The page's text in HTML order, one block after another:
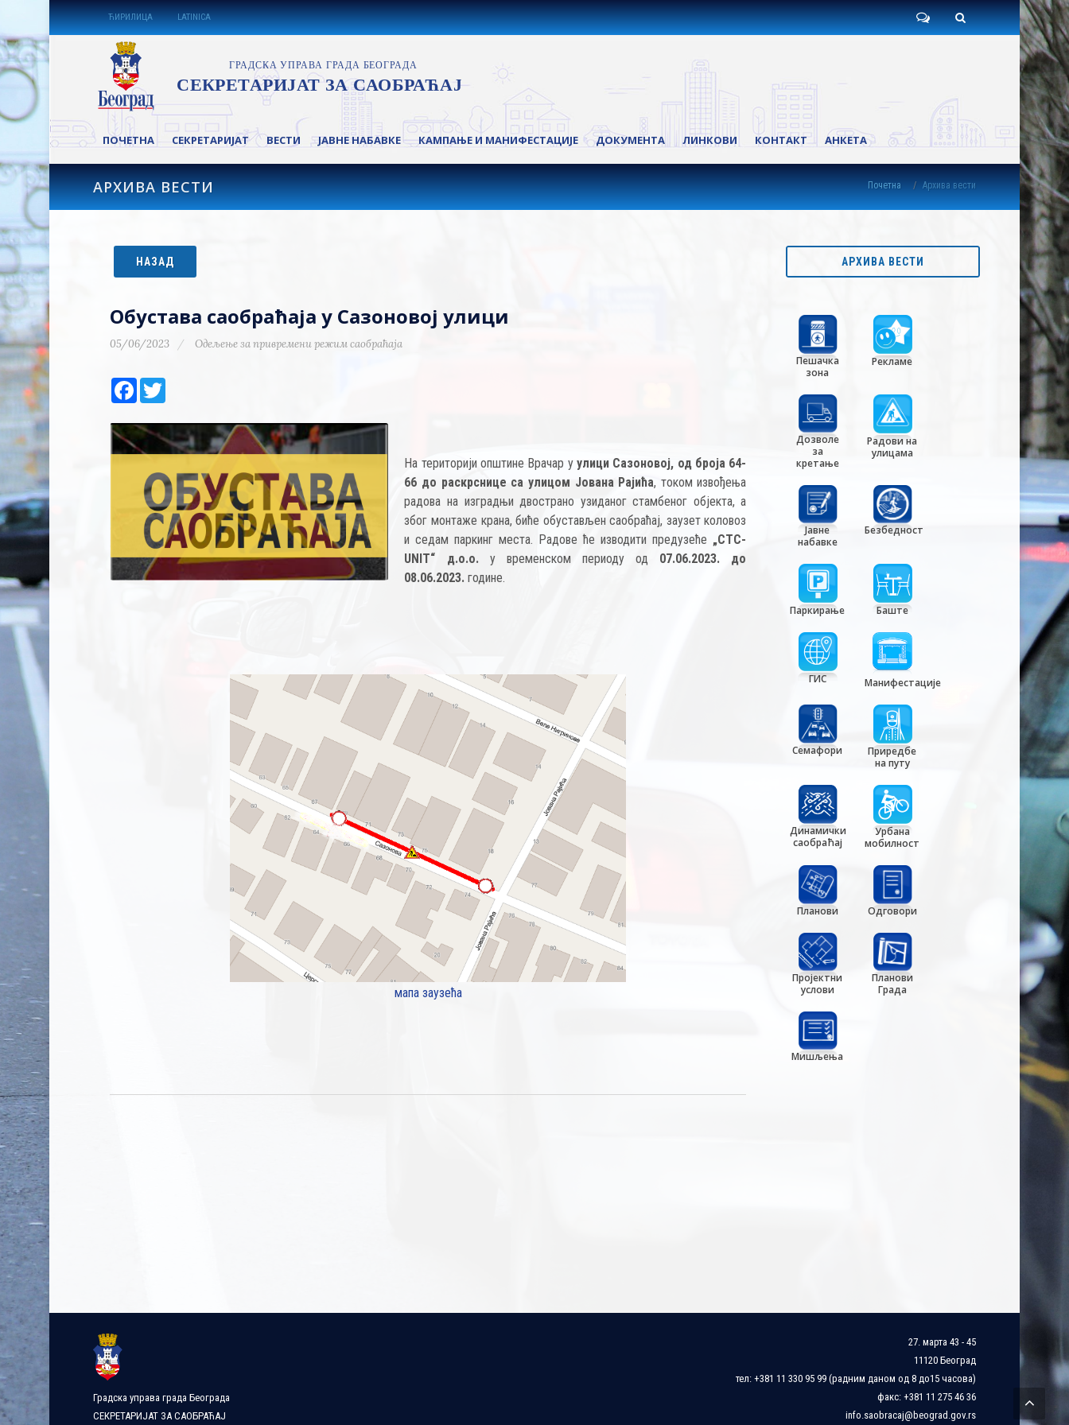
ЋИРИЛИЦА LATINICA
ПОЧЕТНА СЕКРЕТАРИЈАТ ВЕСТИ ЈАВНЕ НАБАВКЕ КАМПАЊЕ И МАНИФЕСТАЦИЈЕ ДОКУМЕНТА ЛИНКОВИ КОНТАКТ АНКЕТА
АРХИВА ВЕСТИ Почетна Архива вести
НАЗАД
Обустава саобраћаја у Сазоновој улици
05/06/2023 Одељење за привремени режим саобраћаја
Facebook
На територији општине Врачар уулици Сазоновој, од броја 64-
66 до раскрснице са улицом Јована Рајића, током извођења
радова на изградњи двострано узиданог стамбеног објекта, а
због монтаже крана, биће обустављен саобраћај, заузет коловоз
и седам паркинг места. Радове ће изводити предузеће „CTC-
UNIT“ д.о.о.у временском периоду од 07.06.2023. до
08.06.2023. године.
мапа заузећа
АРХИВА ВЕСТИ
Пешачка
зона
Рекламе
Дозволе
за
кретање
Радови на
улицама
Јавне
набавке
Безбедност
Паркирање Баште
ГИС Манифестације
Семафори
Приредбе
на путу
Динамички
саобраћај
Урбана
мобилност
Планови Одговори
Пројектни
услови
Планови
Града
Мишљења
Градска управа града Београда
СЕКРЕТАРИЈАТ ЗА САОБРАЋАЈ
27. марта 43 - 45
11120 Београд
тел: +381 11 330 95 99 (радним даном од 8 до15 часова)
факс: +381 11 275 46 36
info.saobracaj@beograd.gov.rs